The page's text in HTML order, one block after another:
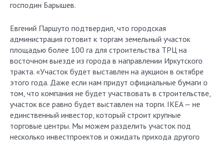
господин Барышев.
Евгений Паршуто подтвердил, что городская
администрация готовит к торгам земельный участок
площадью более 100 га для строительства ТРЦ на
восточном выезде из города в направлении Иркутского
тракта. «Участок будет выставлен на аукцион в октябре
этого года. Даже если нам придут официальные бумаги о
том, что компания не будет участвовать в строительстве,
участок все равно будет выставлен на торги. IKEA — не
единственный инвестор, который строит крупные
торговые центры. Мы можем разделить участок под
несколько инвестпроектов и ожидать прихода другого